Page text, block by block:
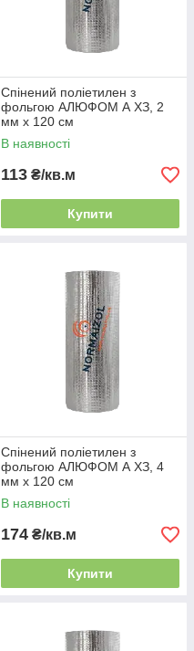
Спінений поліетилен з
фольгою АЛЮФОМ А ХЗ, 2
мм х 120 см
В наявності
113 ₴/кв.м
Купити
Спінений поліетилен з
фольгою АЛЮФОМ А ХЗ, 4
мм х 120 см
В наявності
174 ₴/кв.м
Купити